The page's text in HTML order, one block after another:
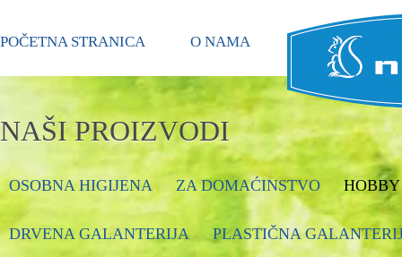
POČETNA STRANICA O NAMA
NAŠI PROIZVODI
OSOBNA HIGIJENA ZA DOMAĆINSTVO
DRVENA GALANTERIJA PLASTIČNA